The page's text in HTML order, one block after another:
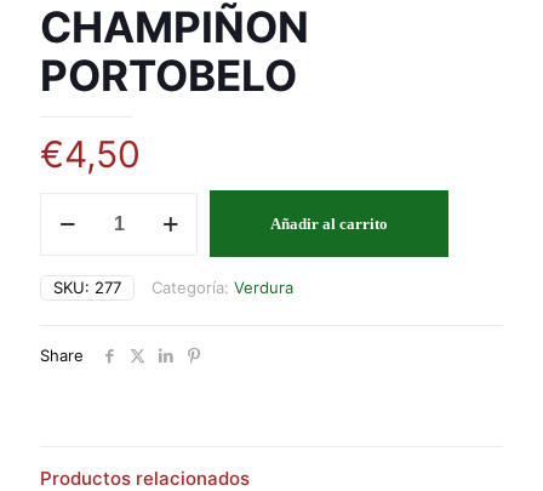
CHAMPIÑON
PORTOBELO
€4,50
PORTOBELO
Añadir al carrito
SKU: 277 Categoría: Verdura
Share
Productos relacionados